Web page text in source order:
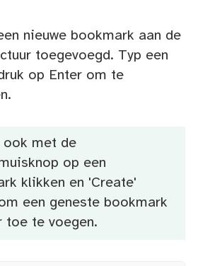
nieuwe bookmark aan de
toegevoegd. Typ een
op Enter om te
ook met de
op een
klikken en 'Create'
een geneste bookmark
toe te voegen.